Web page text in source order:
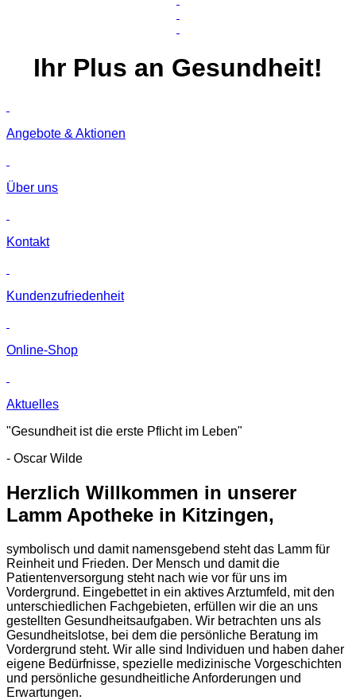
Ihr Plus an Gesundheit!
Angebote & Aktionen
Über uns
Kontakt
Kunden­zufriedenheit
Online-Shop
Aktuelles
"Gesundheit ist die erste Pflicht im Leben"
- Oscar Wilde
Herzlich Willkommen in unserer
Lamm Apotheke in Kitzingen,
symbolisch und damit namensgebend steht das Lamm für
Reinheit und Frieden. Der Mensch und damit die
Patientenversorgung steht nach wie vor für uns im
Vordergrund. Eingebettet in ein aktives Arztumfeld, mit den
unterschiedlichen Fachgebieten, erfüllen wir die an uns
gestellten Gesundheitsaufgaben. Wir betrachten uns als
Gesundheitslotse, bei dem die persönliche Beratung im
Vordergrund steht. Wir alle sind Individuen und haben daher
eigene Bedürfnisse, spezielle medizinische Vorgeschichten
und persönliche gesundheitliche Anforderungen und
Erwartungen.